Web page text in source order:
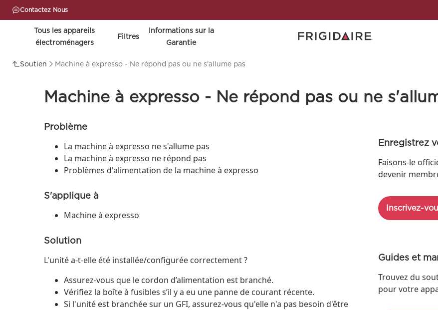
Contactez Nous
Tous les appareils
électroménagers
Filtres
lnformations sur la
Garantie
Soutien Machine à expresso - Ne répond pas ou ne s'allume pas
Machine à expresso - Ne répond pas ou ne
Problème
La machine à expresso ne s'allume pas
La machine à expresso ne répond pas
Problèmes d'alimentation de la machine à expresso
S'applique à
Machine à expresso
Solution
L'unité a-t-elle été installée/configurée correctement ?
Assurez-vous que le cordon d’alimentation est branché.
Vérifiez la boîte à fusibles s’il y a eu une panne de courant récente.
Si l'unité est branchée sur un GFI, assurez-vous qu'elle n'a pas besoin d'être
Enregistrez
Faisons-le
devenir
Inscrivez-
Guides et
Trouvez du
pour votre